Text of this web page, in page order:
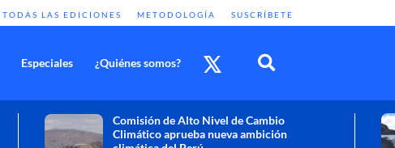
TODAS LAS EDICIONES METODOLOGÍA SUSCRÍBETE
Especiales ¿Quiénes somos?
Cambio climático: combatir sus efectos
como objetivo global y urgente